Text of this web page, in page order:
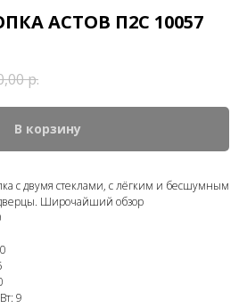
АСТОВ П2С 10057
р.
В корзину
с двумя стеклами, с лёгким и бесшумным
Широчайший обзор
9